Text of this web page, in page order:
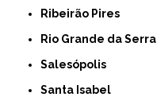
Ribeirão Pires
Rio Grande da Serra
Salesópolis
Santa Isabel